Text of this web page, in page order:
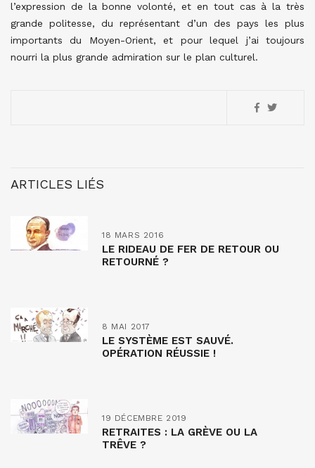
l’expression de la bonne volonté, et en tout cas à la très
grande politesse, du représentant d’un des pays les plus
importants du Moyen-Orient, et pour lequel j’ai toujours
nourri la plus grande admiration sur le plan culturel.
ARTICLES LIÉS
18 MARS 2016
LE RIDEAU DE FER DE RETOUR OU
RETOURNÉ ?
8 MAI 2017
LE SYSTÈME EST SAUVÉ.
OPÉRATION RÉUSSIE !
19 DÉCEMBRE 2019
RETRAITES : LA GRÈVE OU LA
TRÊVE ?